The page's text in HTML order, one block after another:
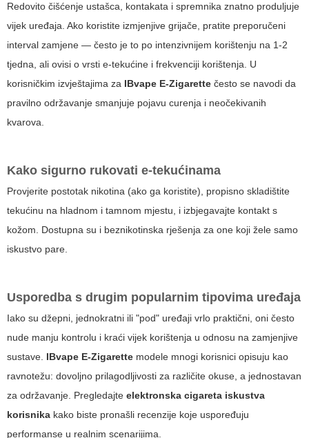
Redovito čišćenje ustašca, kontakata i spremnika znatno produljuje
vijek uređaja. Ako koristite izmjenjive grijače, pratite preporučeni
interval zamjene — često je to po intenzivnijem korištenju na 1-2
tjedna, ali ovisi o vrsti e-tekućine i frekvenciji korištenja. U
korisničkim izvještajima za IBvape E-Zigarette često se navodi da
pravilno održavanje smanjuje pojavu curenja i neočekivanih
kvarova.
Kako sigurno rukovati e-tekućinama
Provjerite postotak nikotina (ako ga koristite), propisno skladištite
tekućinu na hladnom i tamnom mjestu, i izbjegavajte kontakt s
kožom. Dostupna su i beznikotinska rješenja za one koji žele samo
iskustvo pare.
Usporedba s drugim popularnim tipovima uređaja
Iako su džepni, jednokratni ili "pod" uređaji vrlo praktični, oni često
nude manju kontrolu i kraći vijek korištenja u odnosu na zamjenjive
sustave. IBvape E-Zigarette modele mnogi korisnici opisuju kao
ravnotežu: dovoljno prilagodljivosti za različite okuse, a jednostavan
za održavanje. Pregledajte elektronska cigareta iskustva
korisnika kako biste pronašli recenzije koje uspoređuju
performanse u realnim scenarijima.